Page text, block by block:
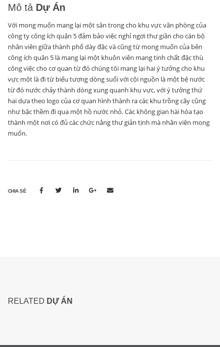
Mô tả Dự Án
Với mong muốn mang lại một sân trong cho khu vực văn phòng của
công ty công ích quận 5 đảm bảo việc nghỉ ngơi thư giãn cho cán bộ
nhân viên giữa thành phố dày đặc và cũng từ mong muốn của bên
công ích quân 5 là mang lại một khuôn viên mang tinh chất đặc thù
công việc cho cơ quan từ đó chúng tôi mang lại hai ý tưởng cho khu
vực một là đi từ biểu tượng dòng suối với cội nguồn là một bệ nước
từ đó nước chảy thành dòng xung quanh khu vực, với ý tưởng thứ
hai dựa theo logo của cơ quan hình thành ra các khu trồng cây cũng
như bậc thềm đi qua một hồ nước nhỏ. Các không gian hài hòa tạo
thành một nơi có đủ các chức nắng thư giản tịnh mà nhân viên mong
muốn.
CHIA SẺ
RELATED DỰ ÁN